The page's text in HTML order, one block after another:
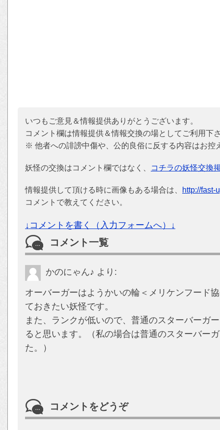
いつもご意見＆情報提供ありがとうございます。
コメント欄は情報提供＆情報交換の場としてご利用下
※ 他者への誹謗中傷や、公的良俗に反する内容はお控
妖怪の交換はコメント欄ではなく、 コチラの妖怪交換
情報提供して頂ける時に画像もある場合は、
http://fast-
コメントで教えてください。
↓コメントを書く（入力フォームへ）↓
コメント一覧
かのにゃん♪ より:
オーバーガーはようかいの輪＜メリケンフード
ておきたい妖怪です。
また、ランクが低いので、普通のスターバーガ
ると思います。（私の場合は普通のスターバー
た。）
コメントをどうぞ